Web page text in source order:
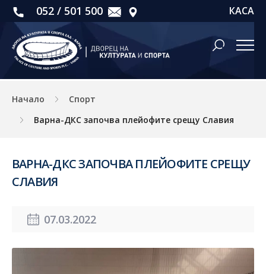
052 / 501 500 КАСА
Начало
Спорт
Варна-ДКС започва плейофите срещу Славия
ВАРНА-ДКС ЗАПОЧВА ПЛЕЙОФИТЕ СРЕЩУ
СЛАВИЯ
07.03.2022